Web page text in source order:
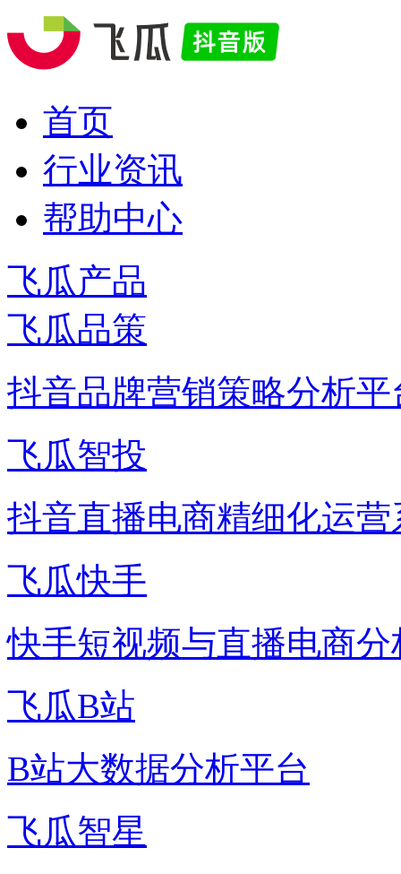
首页
行业资讯
帮助中心
飞瓜产品
飞瓜品策
抖音品牌营销策略分析平
飞瓜智投
抖音直播电商精细化运营
飞瓜快手
快手短视频与直播电商分
飞瓜B站
B站大数据分析平台
飞瓜智星